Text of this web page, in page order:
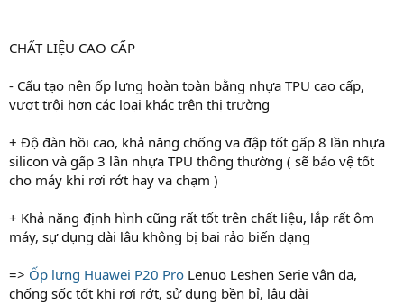
CHẤT LIỆU CAO CẤP
- Cấu tạo nên ốp lưng hoàn toàn bằng nhựa TPU cao cấp,
vượt trội hơn các loại khác trên thị trường
+ Độ đàn hồi cao, khả năng chống va đập tốt gấp 8 lần nhựa
silicon và gấp 3 lần nhựa TPU thông thường ( sẽ bảo vệ tốt
cho máy khi rơi rớt hay va chạm )
+ Khả năng định hình cũng rất tốt trên chất liệu, lắp rất ôm
máy, sự dụng dài lâu không bị bai rảo biến dạng
=> Ốp lưng Huawei P20 Pro Lenuo Leshen Serie vân da,
chống sốc tốt khi rơi rớt, sử dụng bền bỉ, lâu dài